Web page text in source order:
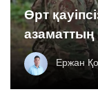
Өрт
азаматтың
Ержан